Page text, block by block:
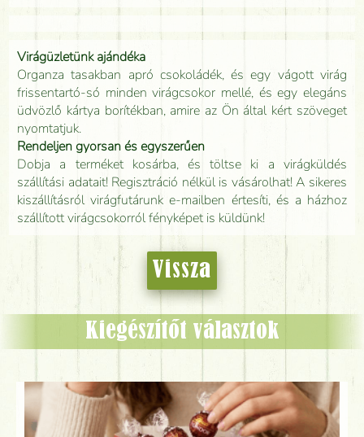
Virágüzletünk ajándéka
Organza tasakban apró csokoládék, és egy vágott virág
frissentartó-só minden virágcsokor mellé, és egy elegáns
üdvözlő kártya borítékban, amire az Ön által kért szöveget
nyomtatjuk.
Rendeljen gyorsan és egyszerűen
Dobja a terméket kosárba, és töltse ki a virágküldés
szállítási adatait! Regisztráció nélkül is vásárolhat! A sikeres
kiszállításról virágfutárunk e-mailben értesíti, és a házhoz
szállított virágcsokorról fényképet is küldünk!
Vissza
Kiegészítőt választok